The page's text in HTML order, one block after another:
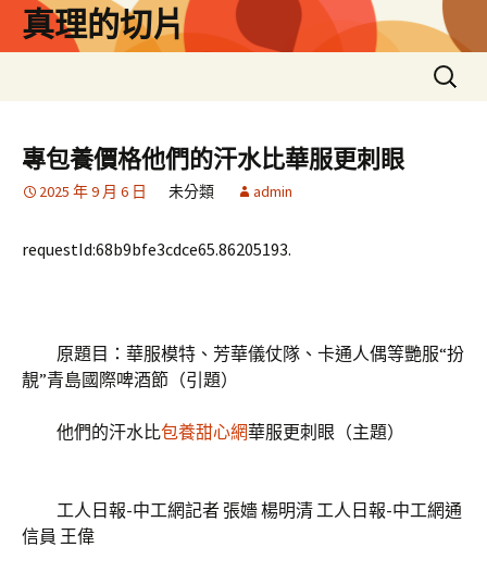
真理的切片
搜
尋
專包養價格他們的汗水比華服更刺眼
2025 年 9 月 6 日 未分類 admin
requestId:68b9bfe3cdce65.86205193.
原題目：華服模特、芳華儀仗隊、卡通人偶等艷服“扮
靚”青島國際啤酒節（引題）
他們的汗水比包養甜心網華服更刺眼（主題）
工人日報-中工網記者 張嬙 楊明清 工人日報-中工網通
信員 王偉